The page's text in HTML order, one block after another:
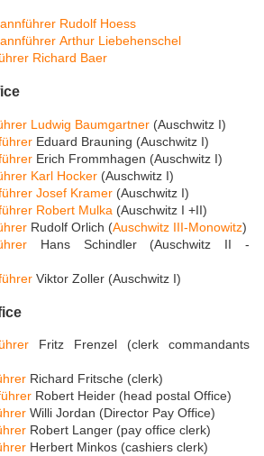
Rudolf Hoess
Arthur Liebehenschel
Richard Baer
Ludwig Baumgartner (Auschwitz I)
Eduard Brauning (Auschwitz I)
Erich Frommhagen (Auschwitz I)
Karl Hocker (Auschwitz I)
Josef Kramer (Auschwitz I)
Robert Mulka (Auschwitz I +II)
Rudolf Orlich (Auschwitz III-Monowitz)
Hans Schindler (Auschwitz II -
Viktor Zoller (Auschwitz I)
Fritz Frenzel (clerk commandants
Richard Fritsche (clerk)
Robert Heider (head postal Office)
Willi Jordan (Director Pay Office)
Robert Langer (pay office clerk)
Herbert Minkos (cashiers clerk)